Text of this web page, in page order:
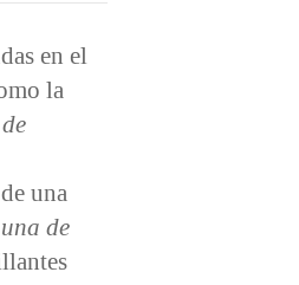
en el
la
una
una de